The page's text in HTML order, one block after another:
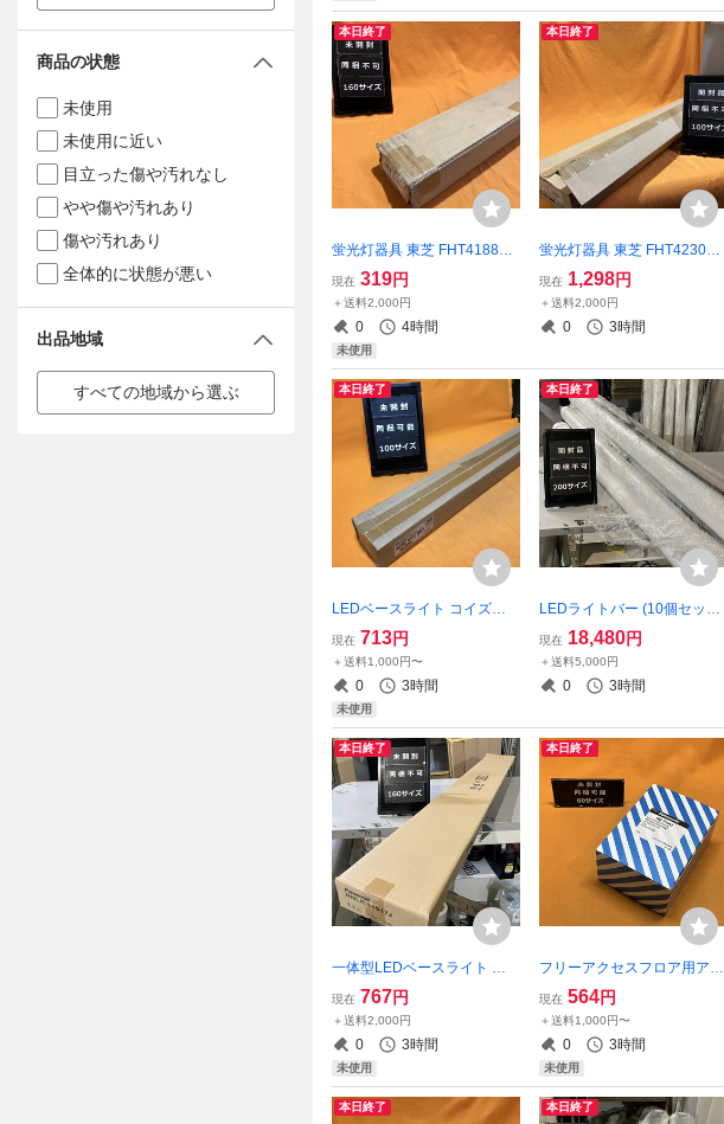
本日終了
蛍光灯器具 東芝 FHT41881N
-PH9 直付形 ランプ別売 サテ
イゴー
現在 319円
＋送料2,000円
0 4時間
未使用
本日終了
蛍光灯器具 東芝 FHT42307N
-PA9 逆富士形器具 2灯用 サ
テイゴー
現在 1,298円
＋送料2,000円
0 3時間
本日終了
LEDベースライト コイズミ
照明 AHE695083 昼白色相当
LED24球 直付 連続調光タイ
プ サテイゴー
現在 713円
＋送料1,000円〜
0 3時間
未使用
本日終了
LEDライトバー (10個セット)
パナソニック NNW4311ENZ
LE9 昼白色 40形 防湿型 防雨
型 一般タイプ 3200lmタイプ
非調光 サテイゴー
現在 18,480円
＋送料5,000円
0 3時間
本日終了
一体型LEDベースライト 器
具本体 パナソニック NNLK4
1517J 天井直付型 40形 iDシ
リーズ ライトバー別売 サテ
イゴー
現在 767円
＋送料2,000円
0 3時間
未使用
本日終了
フリーアクセスフロア用アッ
プコンシルバー置敷用 パナ
ソニック NE71141 電力 サテ
イゴー
現在 564円
＋送料1,000円〜
0 3時間
未使用
本日終了 本日終了
商品の状態
未使用
未使用に近い
目立った傷や汚れなし
やや傷や汚れあり
傷や汚れあり
全体的に状態が悪い
出品地域
すべての地域から選ぶ